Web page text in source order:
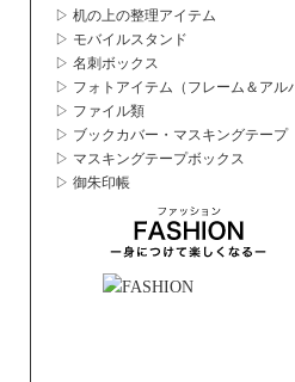
▷ 机の上の整理アイテム
▷ モバイルスタンド
▷ 名刺ボックス
▷ フォトアイテム（フレーム＆アル
▷ ファイル類
▷ ブックカバー・マスキングテープ
▷ マスキングテープボックス
▷ 御朱印帳